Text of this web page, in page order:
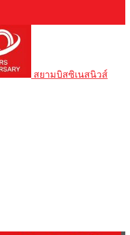
สยามบิสซิเนสนิวส์